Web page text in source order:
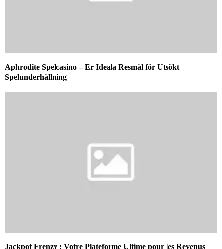
Aphrodite Spelcasino – Er Ideala Resmål för Utsökt
Spelunderhållning
Jackpot Frenzy : Votre Plateforme Ultime pour les Revenus